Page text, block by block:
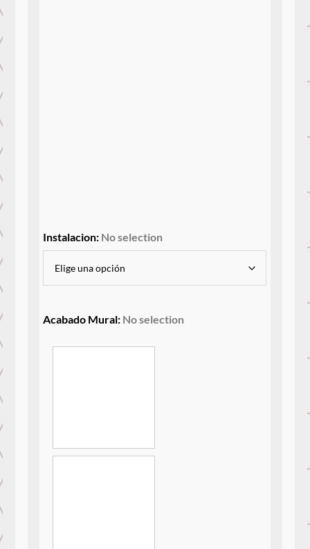
Instalacion: No selection
Acabado Mural: No selection